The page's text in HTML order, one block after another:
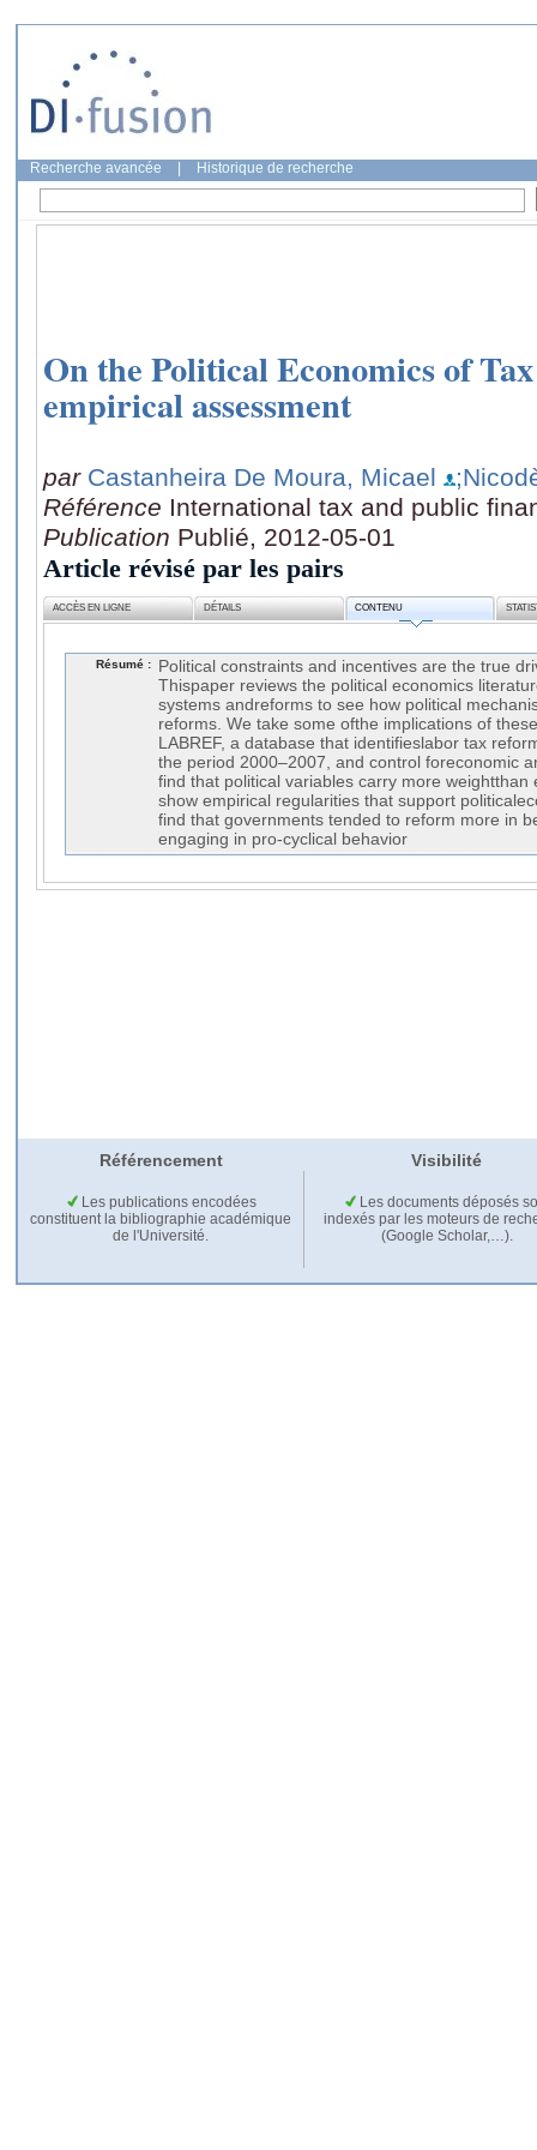
Recherche avancée Historique de recherche
On the Political Economics of
empirical assessment
par Castanheira De Moura, Micael
Référence International tax and public
Publication Publié, 2012-05-01
Article révisé par les pairs
ACCÈS EN LIGNE DÉTAILS CONTENU
Résumé :
Political constraints and incentives are the true
Thispaper reviews the political economics
systems andreforms to see how political
reforms. We take some ofthe implications of
LABREF, a database that identifieslabor tax
the period 2000–2007, and control foreconomic
find that political variables carry more weightthan
show empirical regularities that support
find that governments tended to reform more in
engaging in pro-cyclical behavior
Référencement Visibilité
Les publications encodées
constituent la bibliographie académique
de l'Université.
Les documents déposés
indexés par les moteurs de
(Google Scholar,…).